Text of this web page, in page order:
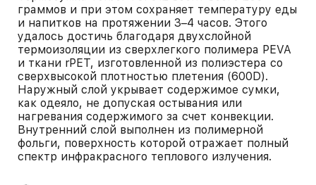
граммов и при этом сохраняет температуру еды
и напитков на протяжении 3–4 часов. Этого
удалось достичь благодаря двухслойной
термоизоляции из сверхлегкого полимера PEVA
и ткани rPET, изготовленной из полиэстера со
сверхвысокой плотностью плетения (600D).
Наружный слой укрывает содержимое сумки,
как одеяло, не допуская остывания или
нагревания содержимого за счет конвекции.
Внутренний слой выполнен из полимерной
фольги, поверхность которой отражает полный
спектр инфракрасного теплового излучения.